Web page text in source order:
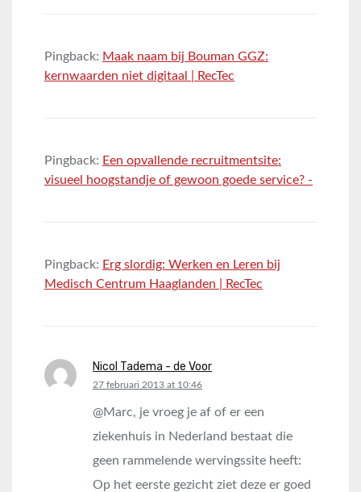
Pingback: Maak naam bij Bouman GGZ:
kernwaarden niet digitaal | RecTec
Pingback: Een opvallende recruitmentsite:
visueel hoogstandje of gewoon goede service? -
Pingback: Erg slordig: Werken en Leren bij
Medisch Centrum Haaglanden | RecTec
Nicol Tadema - de Voor
says:
27 februari 2013 at 10:46
@Marc, je vroeg je af of er een
ziekenhuis in Nederland bestaat die
geen rammelende wervingssite heeft:
Op het eerste gezicht ziet deze er goed